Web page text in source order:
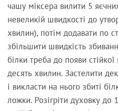
чашу міксера вилити 5
невеликій швидкості до
хвилин), потім додавати по
збільшити швидкість
білки треба до появи
десять хвилин. Застелити
і викласти на нього збиті
ложки. Розігріти духовку до